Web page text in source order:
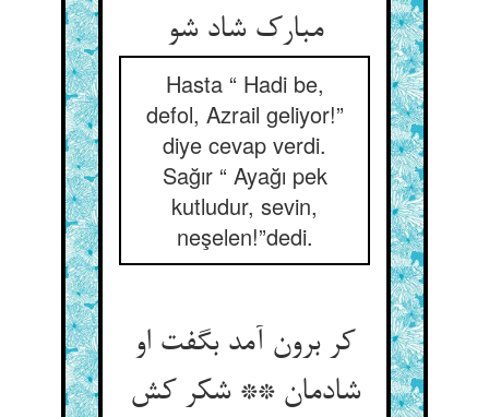
مبارک شاد شو
Hasta “ Hadi be,
defol, Azrail geliyor!”
diye cevap verdi.
Sağır “ Ayağı pek
kutludur, sevin,
neşelen!”dedi.
کر برون آمد بگفت او
شادمان ** شکر کش